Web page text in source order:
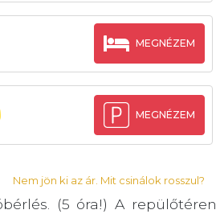
MEGNÉZEM
MEGNÉZEM
Nem jön ki az ár. Mit csinálok rosszul?
(5 óra!) A repülőtéren